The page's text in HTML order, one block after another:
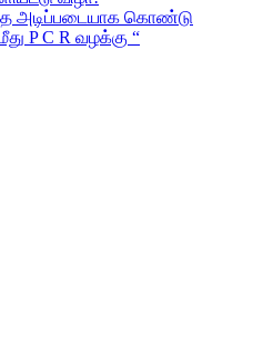
அடிப்படையாக கொண்டு
P C R வழக்கு “